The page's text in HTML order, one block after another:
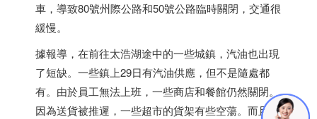
車，導致80號州際公路和50號公路臨時關閉，交通很
緩慢。
據報導，在前往太浩湖途中的一些城鎮，汽油也出現
了短缺。一些鎮上29日有汽油供應，但不是隨處都
有。由於員工無法上班，一些商店和餐館仍然關閉。
因為送貨被推遲，一些超市的貨架有些空蕩。而且，